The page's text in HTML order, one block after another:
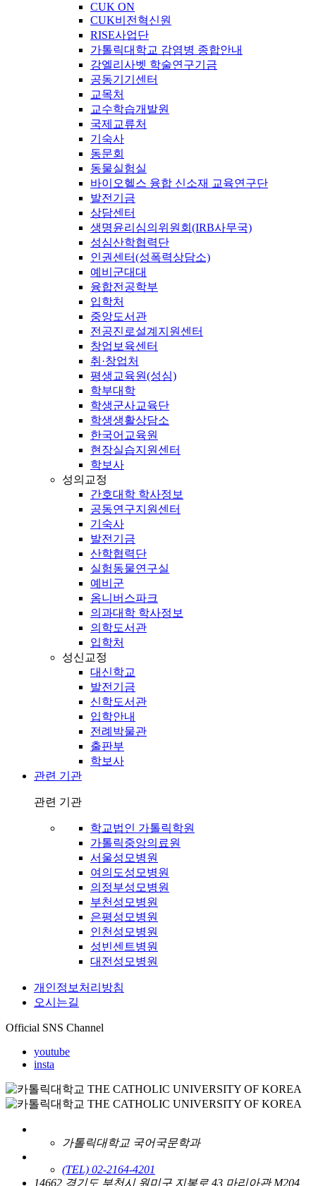
CUK ON
CUK비전혁신원
RISE사업단
가톨릭대학교 감염병 종합안내
강엘리사벳 학술연구기금
공동기기센터
교목처
교수학습개발원
국제교류처
기숙사
동문회
동물실험실
바이오헬스 융합 신소재 교육연구단
발전기금
상담센터
생명윤리심의위원회(IRB사무국)
성심산학협력단
인권센터(성폭력상담소)
예비군대대
융합전공학부
입학처
중앙도서관
전공진로설계지원센터
창업보육센터
취·창업처
평생교육원(성심)
학부대학
학생군사교육단
학생생활상담소
한국어교육원
현장실습지원센터
학보사
성의교정
간호대학 학사정보
공동연구지원센터
기숙사
발전기금
산학협력단
실험동물연구실
예비군
옴니버스파크
의과대학 학사정보
의학도서관
입학처
성신교정
대신학교
발전기금
신학도서관
입학안내
전례박물관
출판부
학보사
관련 기관
관련 기관
학교법인 가톨릭학원
가톨릭중앙의료원
서울성모병원
여의도성모병원
의정부성모병원
부천성모병원
은평성모병원
인천성모병원
성빈센트병원
대전성모병원
개인정보처리방침
오시는길
Official SNS Channel
youtube
insta
가톨릭대학교 국어국문학과
(TEL) 02-2164-4201
14662 경기도 부천시 원미구 지봉로 43 마리아관 M204